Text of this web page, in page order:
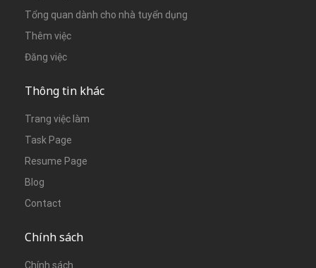
Tổng quan dành cho nhà tuyển dụng
Thêm việc
Đăng việc
Thông tin khác
Trang việc làm
Task Page
Resume Page
Blog
Contact
Chính sách
Chính sách